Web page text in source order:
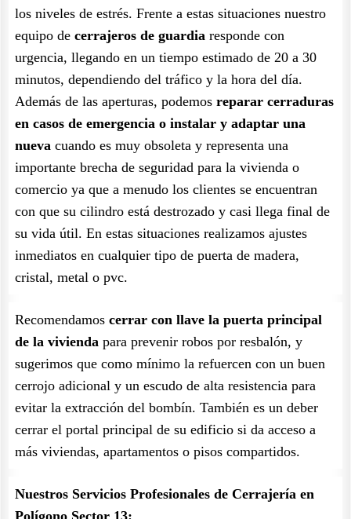
los niveles de estrés. Frente a estas situaciones nuestro
equipo de cerrajeros de guardia responde con
urgencia, llegando en un tiempo estimado de 20 a 30
minutos, dependiendo del tráfico y la hora del día.
Además de las aperturas, podemos reparar cerraduras
en casos de emergencia o instalar y adaptar una
nueva cuando es muy obsoleta y representa una
importante brecha de seguridad para la vivienda o
comercio ya que a menudo los clientes se encuentran
con que su cilindro está destrozado y casi llega final de
su vida útil. En estas situaciones realizamos ajustes
inmediatos en cualquier tipo de puerta de madera,
cristal, metal o pvc.
Recomendamos cerrar con llave la puerta principal
de la vivienda para prevenir robos por resbalón, y
sugerimos que como mínimo la refuercen con un buen
cerrojo adicional y un escudo de alta resistencia para
evitar la extracción del bombín. También es un deber
cerrar el portal principal de su edificio si da acceso a
más viviendas, apartamentos o pisos compartidos.
Nuestros Servicios Profesionales de Cerrajería en
Polígono Sector 13: